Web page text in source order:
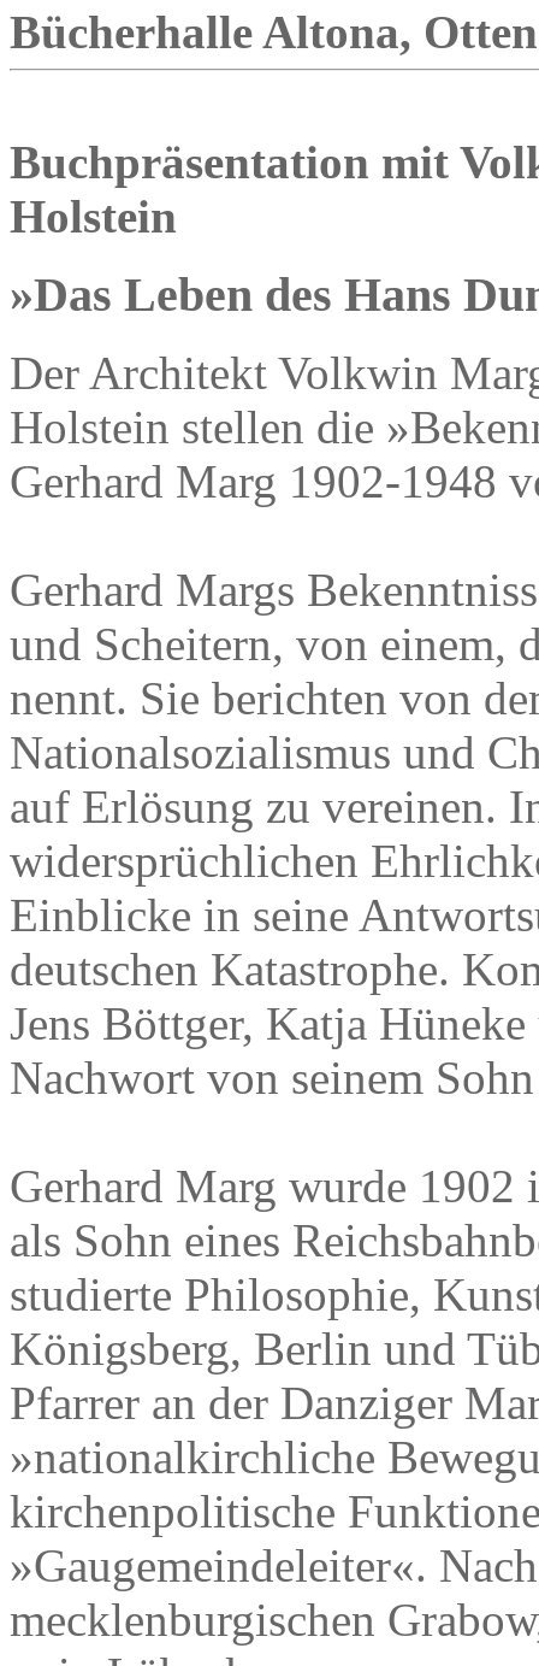
Bücherhalle Altona,
Buchpräsentation mit
Holstein
»Das Leben des Hans
Der Architekt Volkwin
Holstein stellen die
Gerhard Marg 1902-1948
Gerhard Margs
und Scheitern, von einem,
nennt. Sie berichten von
Nationalsozialismus und
auf Erlösung zu vereinen.
widersprüchlichen
Einblicke in seine
deutschen Katastrophe.
Jens Böttger, Katja
Nachwort von seinem
Gerhard Marg wurde 1902
als Sohn eines
studierte Philosophie,
Königsberg, Berlin und
Pfarrer an der Danziger
»nationalkirchliche
kirchenpolitische
»Gaugemeindeleiter«.
mecklenburgischen